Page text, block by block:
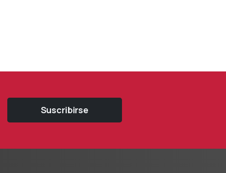
Suscribirse